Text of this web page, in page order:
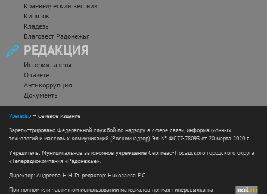
Краеведческий вестник
Кипяток
Кладезь
Благовест Радонежья
РЕДАКЦИЯ
История газеты
О газете
Антикоррупция
Документы
Vperedsp — сетевое издание
Зарегистрировано Федеральной службой по надзору в сфере связи, информационных
технологий и массовых коммуникаций (Роскомнадзор) Эл. № ФС77-78093 от 20 марта 2020 г.
Учредитель: Муниципальное автономное учреждение Сергиево-Посадского городского округа
«Телерадиокомпания «Радонежье».
Директор: Андреева Н.Н. Гл. редактор: Николаева Е.С.
При полном или частичном использовании материалов прямая гиперссылка на